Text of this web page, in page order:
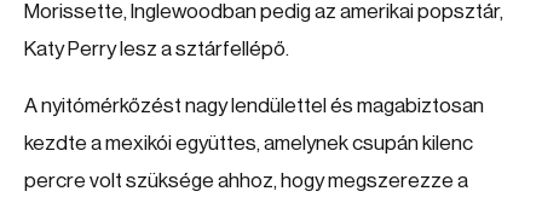
Morissette, Inglewoodban pedig az amerikai popsztár,
Katy Perry lesz a sztárfellépő.
A nyitómérkőzést nagy lendülettel és magabiztosan
kezdte a mexikói együttes, amelynek csupán kilenc
percre volt szüksége ahhoz, hogy megszerezze a